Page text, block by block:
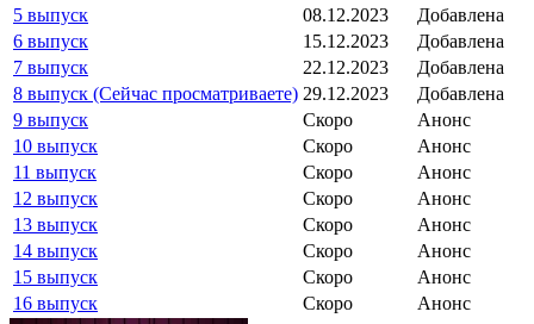
5 выпуск
08.12.2023
Добавлена
6 выпуск
15.12.2023
Добавлена
7 выпуск
22.12.2023
Добавлена
8 выпуск (Сейчас просматриваете) 29.12.2023
Добавлена
9 выпуск
Скоро
Анонс
10 выпуск
Скоро
Анонс
11 выпуск
Скоро
Анонс
12 выпуск
Скоро
Анонс
13 выпуск
Скоро
Анонс
14 выпуск
Скоро
Анонс
15 выпуск
Скоро
Анонс
16 выпуск
Скоро Анонс